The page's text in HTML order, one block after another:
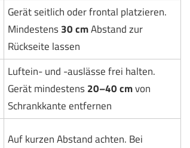
Gerät seitlich oder frontal platzieren.
Mindestens30 cmAbstand zur
Rückseite lassen
Luftein- und -auslässe frei halten.
Gerät mindestens20–40 cmvon
Schrankkante entfernen
Auf kurzen Abstand achten. Bei